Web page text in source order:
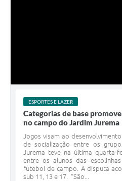
ESPORTES E LAZER
Categorias de base
no campo do Jardim Jurema
Jogos visam ao
de socialização entre os
Jurema teve na última quarta-
entre os alunos das
futebol de campo. A disputa
sub 11, 13 e 17. “São...